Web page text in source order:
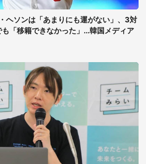
ヘソンは「あまりにも運がない」、3対
「移籍できなかった」...韓国メディア